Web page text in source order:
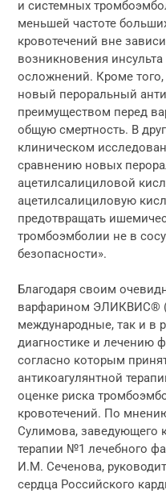
и системных
меньшей частоте
кровотечений вне
возникновения инсульта
осложнений. Кроме
новый пероральный
преимуществом перед
общую смертность. В
клиническом
сравнению новых
ацетилсалициловой
ацетилсалициловую
предотвращать
тромбоэмболии не в
безопасности».
Благодаря своим
варфарином ЭЛИКВИС®
международные, так и в
диагностике и лечению
согласно которым
антикоагулянтной
оценке риска
кровотечений. По
Сулимова, заведующего
терапии №1 лечебного
И.М. Сеченова,
сердца Российского